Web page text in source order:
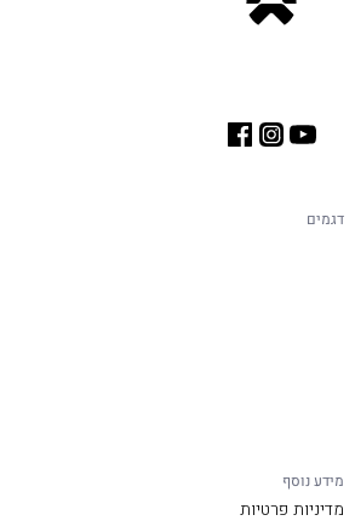
דגמים
מידע נוסף
מדיניות פרטיות